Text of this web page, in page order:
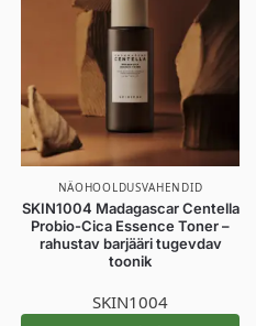
NÄOHOOLDUSVAHENDID
SKIN1004 Madagascar Centella
Probio-Cica Essence Toner –
rahustav barjääri tugevdav
toonik
SKIN1004